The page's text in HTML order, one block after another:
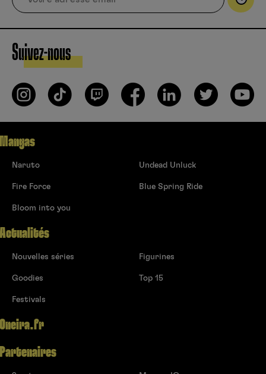
Suivez-nous
Mangas
Naruto
Fire Force
Bloom into you
Undead Unluck
Blue Spring Ride
Actualités
Nouvelles séries
Goodies
Festivals
Figurines
Top 15
Oneira.fr
Partenaires